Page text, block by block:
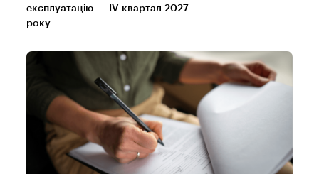
експлуатацію — IV квартал 2027
року